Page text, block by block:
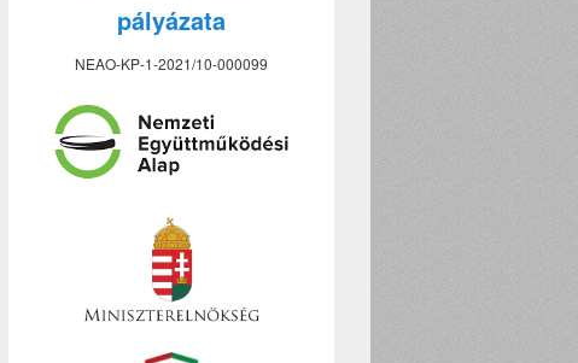
pályázata
NEAO-KP-1-2021/10-000099